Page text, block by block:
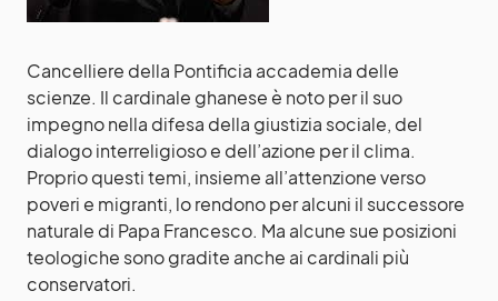
Cancelliere della Pontificia accademia delle
scienze. Il cardinale ghanese è noto per il suo
impegno nella difesa della giustizia sociale, del
dialogo interreligioso e dell’azione per il clima.
Proprio questi temi, insieme all’attenzione verso
poveri e migranti, lo rendono per alcuni il successore
naturale di Papa Francesco. Ma alcune sue posizioni
teologiche sono gradite anche ai cardinali più
conservatori.